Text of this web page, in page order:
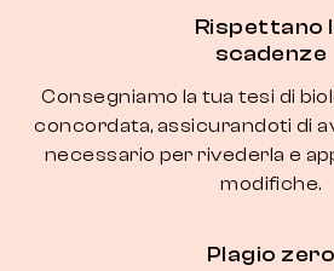
Rispettano
scadenze
Consegniamo la tua tesi di
concordata, assicurandoti di
necessario per rivederla e
modifiche.
Plagio zero